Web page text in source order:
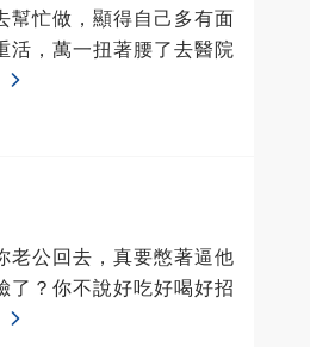
幫忙做，顯得自己多有面
活，萬一扭著腰了去醫院
老公回去，真要憋著逼他
了？你不說好吃好喝好招